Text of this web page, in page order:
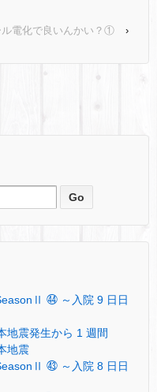
ル電化で良いんかい？①
›
㊹ ～入院 9 日日
地震発生から 1 週間
地震
㊸ ～入院 8 日日